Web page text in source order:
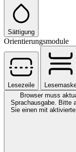
Sättigung
Orientierungsmodule
Lesezeile
Browser muss
Sprachausgabe. Bitte
Sie einen mit